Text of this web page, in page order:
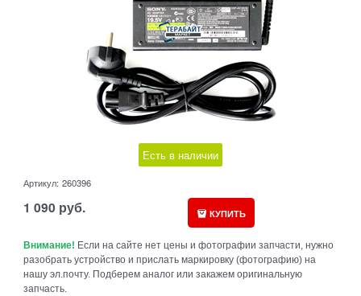
Есть в наличии
Артикул: 260396
1 090 руб. КУПИТЬ
Внимание! Если на сайте нет цены и фотографии запчасти, нужно
разобрать устройство и прислать маркировку (фотографию) на
нашу эл.почту. Подберем аналог или закажем оригинальную
запчасть.